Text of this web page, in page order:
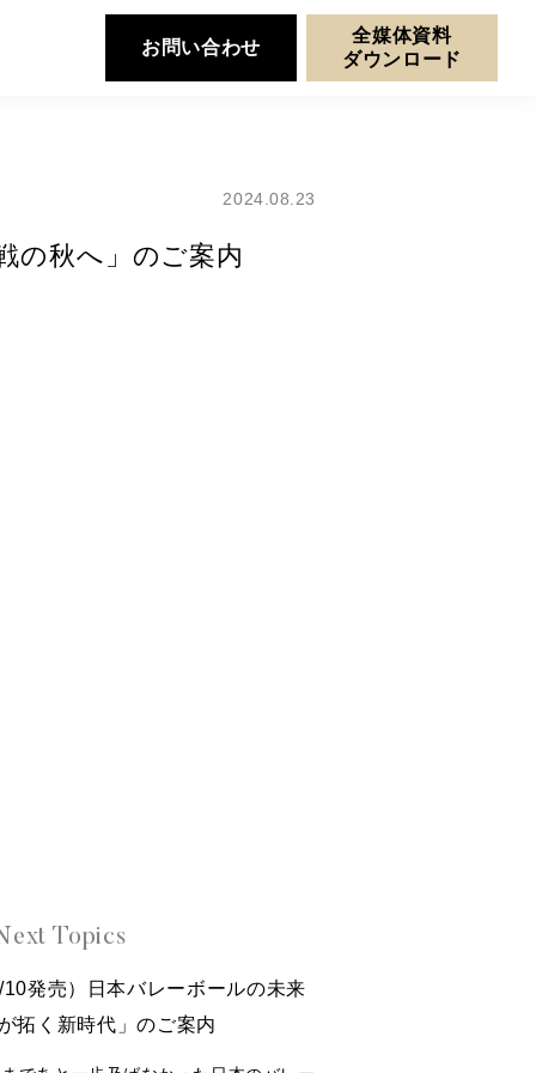
お問い合わせ
全媒体資料
ダウンロード
2024.08.23
の秋へ」のご案内
Topics
発売）日本バレーボールの未来
拓く新時代」のご案内